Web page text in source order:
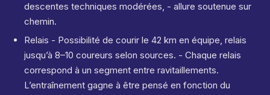
descentes techniques modérées, - allure soutenue sur
chemin.
Relais - Possibilité de courir le 42 km en équipe, relais
jusqu’à 8–10 coureurs selon sources. - Chaque relais
correspond à un segment entre ravitaillements.
L’entraînement gagne à être pensé en fonction du